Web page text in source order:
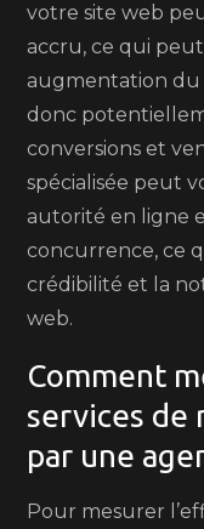
votre site web
accru, ce qui
augmentation du
donc
conversions et
spécialisée peut
autorité en ligne
concurrence, ce
crédibilité et la
web.
Comment
services de
par une
Pour mesurer